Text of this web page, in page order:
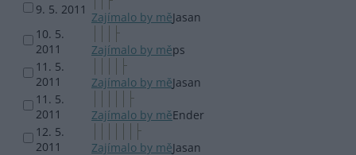
9. 5. 2011
Zajímalo by měJasan
10. 5.
2011
Zajímalo by měps
11. 5.
2011
Zajímalo by měJasan
11. 5.
2011
Zajímalo by měEnder
12. 5.
2011
Zajímalo by měJasan